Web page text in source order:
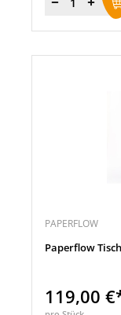
Menge
PAPERFLOW
Paperflow
119,00